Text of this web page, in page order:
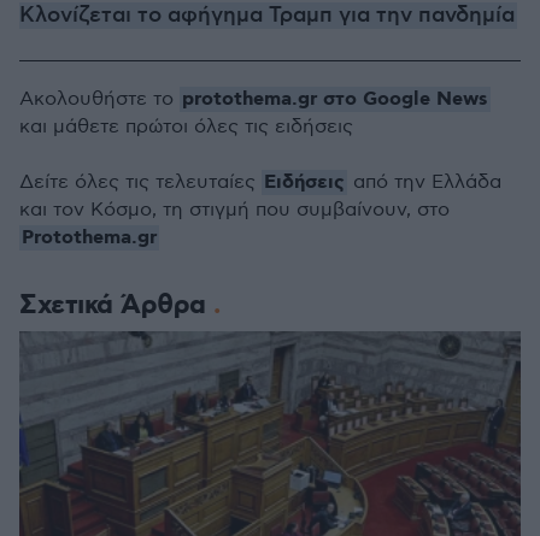
Κλονίζεται το αφήγημα Τραμπ για την πανδημία
Σχετικά Άρθρα
Ακολουθήστε το protothema.gr στο Google News
και μάθετε πρώτοι όλες τις ειδήσεις
Δείτε όλες τις τελευταίες Ειδήσεις από την Ελλάδα
και τον Κόσμο, τη στιγμή που συμβαίνουν, στο
Protothema.gr